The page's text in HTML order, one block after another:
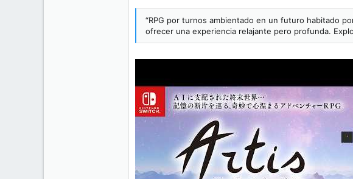
“RPG por turnos ambientado en un futuro habitado
ofrecer una experiencia relajante pero profunda.